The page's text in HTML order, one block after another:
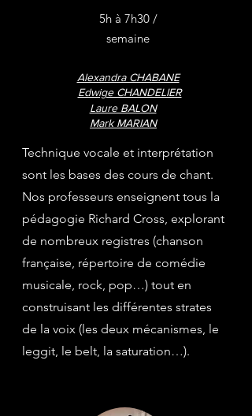
5h à 7h30 /
semaine
Alexandra CHABANE
Edwige CHANDELIER
Laure BALON
Mark MARIAN
Technique vocale et interprétation
sont les bases des cours de chant.
Nos professeurs enseignent tous la
pédagogie Richard Cross, explorant
de nombreux registres (chanson
française, répertoire de comédie
musicale, rock, pop…) tout en
construisant les différentes strates
de la voix (les deux mécanismes, le
leggit, le belt, la saturation…).